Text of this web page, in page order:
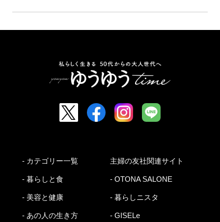
- カテゴリー一覧
- 暮らしと食
- 美容と健康
- あの人の生き方
主婦の友社関連サイト
- OTONA SALONE
- 暮らしニスタ
- GISELe